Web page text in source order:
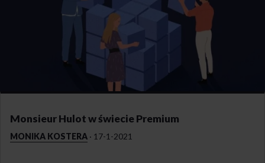
Monsieur Hulot w świecie Premium
MONIKA KOSTERA · 17-1-2021